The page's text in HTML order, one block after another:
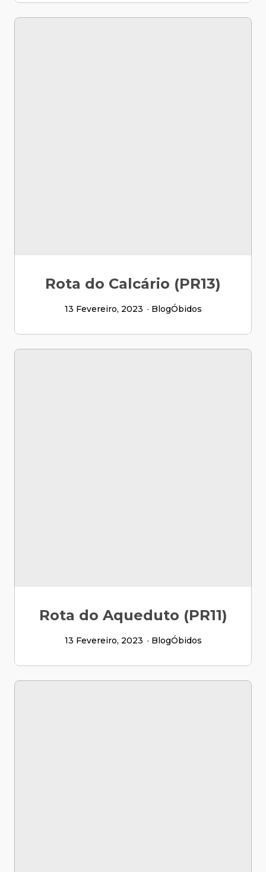
Rota do Calcário (PR13)
13 Fevereiro, 2023 BlogÓbidos
Rota do Aqueduto (PR11)
13 Fevereiro, 2023 BlogÓbidos